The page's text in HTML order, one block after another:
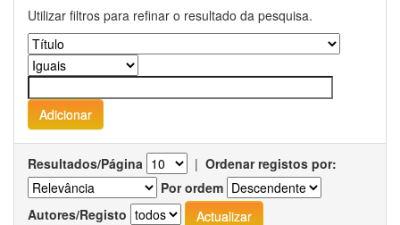
Utilizar filtros para refinar o resultado da pesquisa.
Resultados/Página | Ordenar registos por:
Por ordem
Autores/Registo